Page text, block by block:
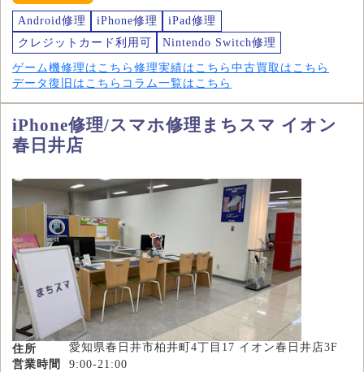
Android修理 iPhone修理
iPad修理
クレジットカード利用可
Nintendo Switch修理
ゲーム機修理はこちら 修理実績はこちら 中古買取はこちら
データ復旧はこちら コラム一覧はこちら
iPhone修理/スマホ修理まちスマ イオン
春日井店
住所
愛知県春日井市柏井町4丁目17 イオン春日井店3F
営業時間
9:00-21:00